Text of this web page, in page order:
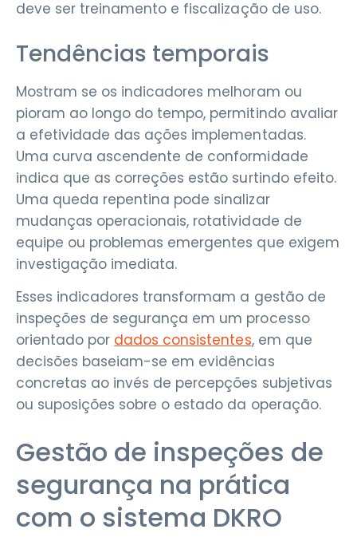
deve ser treinamento e fiscalização de uso.
Tendências temporais
Mostram se os indicadores melhoram ou
pioram ao longo do tempo, permitindo avaliar
a efetividade das ações implementadas.
Uma curva ascendente de conformidade
indica que as correções estão surtindo efeito.
Uma queda repentina pode sinalizar
mudanças operacionais, rotatividade de
equipe ou problemas emergentes que exigem
investigação imediata.
Esses indicadores transformam a gestão de
inspeções de segurança em um processo
orientado por dados consistentes, em que
decisões baseiam-se em evidências
concretas ao invés de percepções subjetivas
ou suposições sobre o estado da operação.
Gestão de inspeções de
segurança na prática
com o sistema DKRO